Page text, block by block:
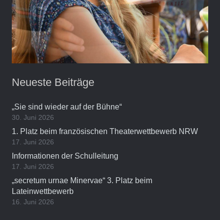
Neueste Beiträge
„Sie sind wieder auf der Bühne“
30. Juni 2026
1. Platz beim französischen Theaterwettbewerb NRW
17. Juni 2026
Informationen der Schulleitung
17. Juni 2026
„secretum urnae Minervae“ 3. Platz beim
Lateinwettbewerb
16. Juni 2026